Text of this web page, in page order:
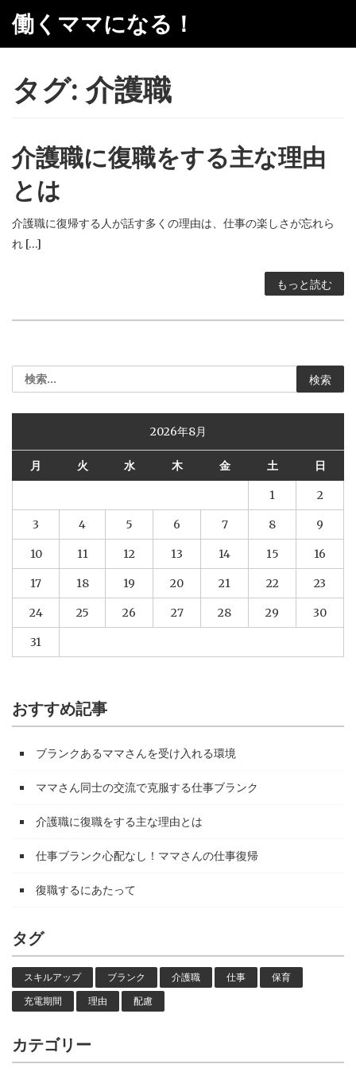
テ
働くママになる！
タグ: 介護職
介護職に復職をする主な理由
とは
介護職に復帰する人が話す多くの理由は、仕事の楽しさが忘れら
れ […]
もっと読む
索:
2026年8月
月 火 水 木 金 土 日
1 2
3 4 5 6 7 8 9
10 11 12 13 14 15 16
17 18 19 20 21 22 23
24 25 26 27 28 29 30
31
おすすめ記事
ブランクあるママさんを受け入れる環境
ママさん同士の交流で克服する仕事ブランク
介護職に復職をする主な理由とは
仕事ブランク心配なし！ママさんの仕事復帰
復職するにあたって
タグ
スキルアップ ブランク 介護職 仕事
保育
充電期間
理由 配慮
カテゴリー